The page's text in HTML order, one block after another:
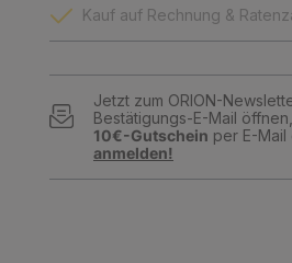
Kauf auf Rechnung &
Jetzt zum ORION-
Bestätigungs-E-Mail
10€-Gutschein per E-Mail
anmelden!